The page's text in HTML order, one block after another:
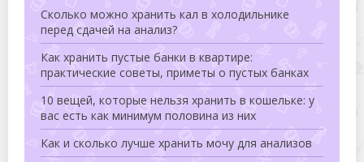
Сколько можно хранить кал в холодильнике
перед сдачей на анализ?
Как хранить пустые банки в квартире:
практические советы, приметы о пустых банках
10 вещей, которые нельзя хранить в кошельке: у
вас есть как минимум половина из них
Как и сколько лучше хранить мочу для анализов